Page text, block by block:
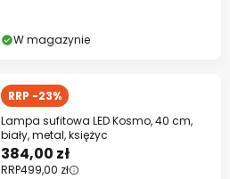
W magazynie
RRP -23%
Lampa sufitowa LED Kosmo, 40 cm,
biały, metal, księżyc
384,00 zł
RRP499,00 zł